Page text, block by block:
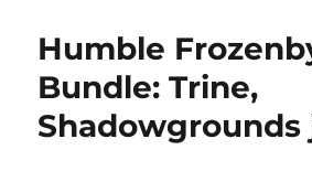
Humble
Bundle: Trine,
Shadowgrounds